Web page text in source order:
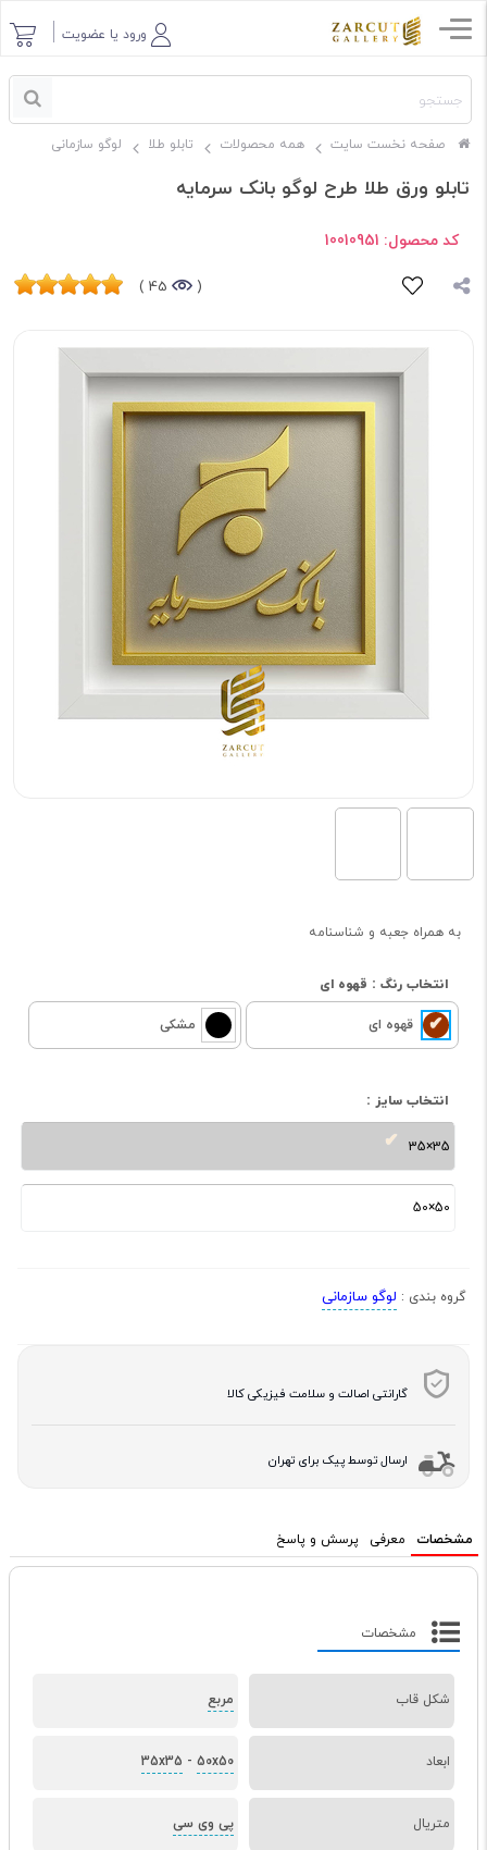
ورود یا عضویت
صفحه نخست سایت همه محصولات تابلو طلا لوگو سازمانی
تابلو ورق طلا طرح لوگو بانک سرمایه
کد محصول: 10010951
(
45 )
به همراه جعبه و شناسنامه
انتخاب رنگ : قهوه ای
قهوه ای مشکی
انتخاب سایز :
35×35
50×50
گروه بندی : لوگو سازمانی
گارانتی اصالت و سلامت فیزیکی کالا
ارسال توسط پیک برای تهران
مشخصات معرفی پرسش و پاسخ
مشخصات
شکل قاب مربع
ابعاد 35x35 - 50x50
متریال پی وی سی